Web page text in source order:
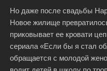
Но даже после свадьбы
Новое жилище
приковывает ее кровати
сериала «Если бы я стал
обращается с молодой